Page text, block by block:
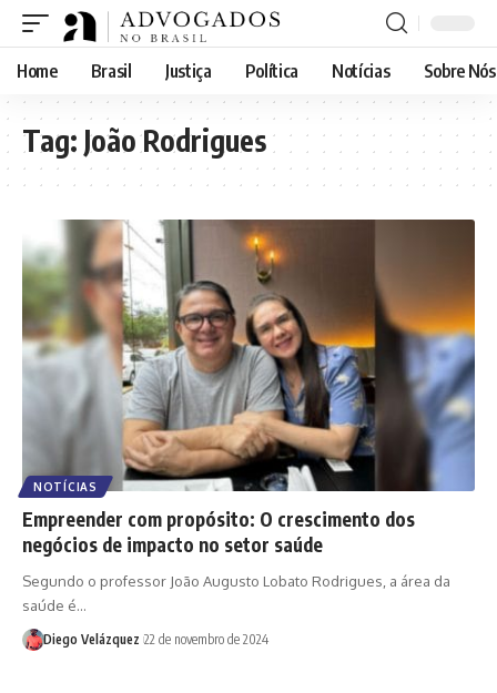
Home Brasil Justiça Política Notícias Sobre Nós
Tag: João Rodrigues
NOTÍCIAS
Empreender com propósito: O crescimento dos
negócios de impacto no setor saúde
Segundo o professor João Augusto Lobato Rodrigues, a área da
saúde é…
Diego Velázquez 22 de novembro de 2024